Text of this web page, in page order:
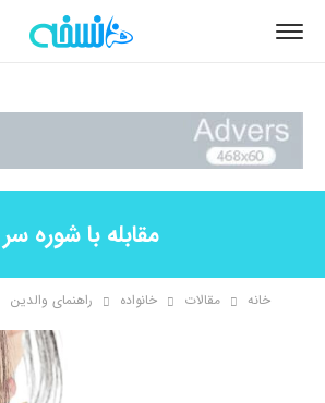
مقابله با شوره سر
خانه مقالات خانواده راهنمای والدین